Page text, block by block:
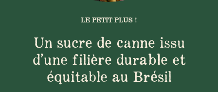
LE PETIT PLUS !
Un sucre de canne issu
d’une filière durable et
équitable au Brésil